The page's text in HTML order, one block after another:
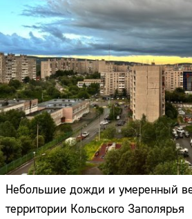
Небольшие дожди и умеренный
территории Кольского Заполярья